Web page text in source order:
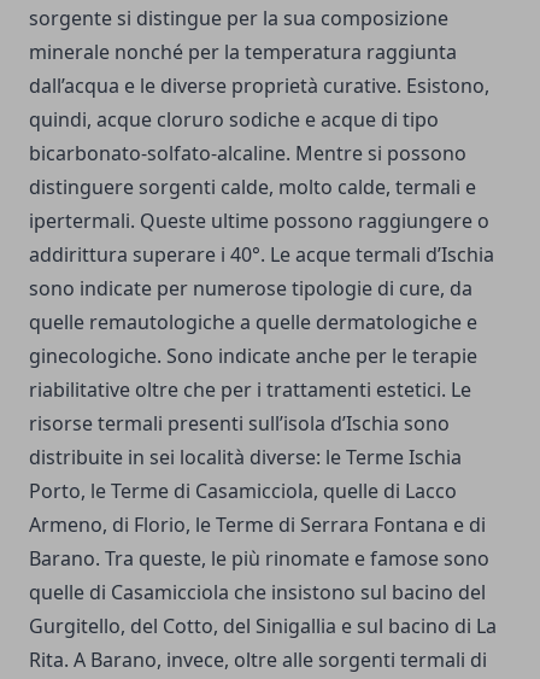
sorgente si distingue per la sua composizione
minerale nonché per la temperatura raggiunta
dall’acqua e le diverse proprietà curative. Esistono,
quindi, acque cloruro sodiche e acque di tipo
bicarbonato-solfato-alcaline. Mentre si possono
distinguere sorgenti calde, molto calde, termali e
ipertermali. Queste ultime possono raggiungere o
addirittura superare i 40°. Le acque termali d’Ischia
sono indicate per numerose tipologie di cure, da
quelle remautologiche a quelle dermatologiche e
ginecologiche. Sono indicate anche per le terapie
riabilitative oltre che per i trattamenti estetici. Le
risorse termali presenti sull’isola d’Ischia sono
distribuite in sei località diverse: le Terme Ischia
Porto, le Terme di Casamicciola, quelle di Lacco
Armeno, di Florio, le Terme di Serrara Fontana e di
Barano. Tra queste, le più rinomate e famose sono
quelle di Casamicciola che insistono sul bacino del
Gurgitello, del Cotto, del Sinigallia e sul bacino di La
Rita. A Barano, invece, oltre alle sorgenti termali di